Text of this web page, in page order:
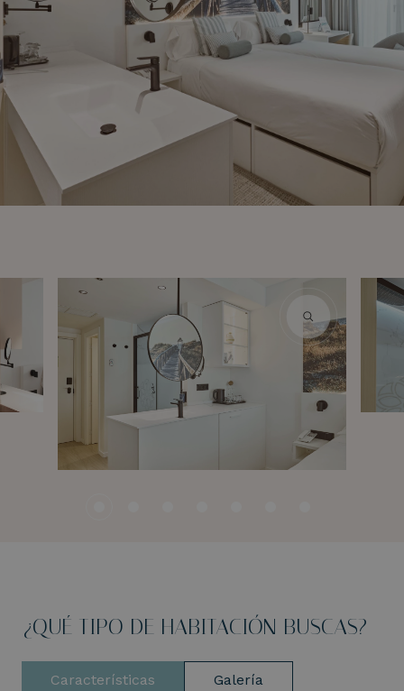
¿QUÉ TIPO DE HABITACIÓN BUSCAS?
Características Galería